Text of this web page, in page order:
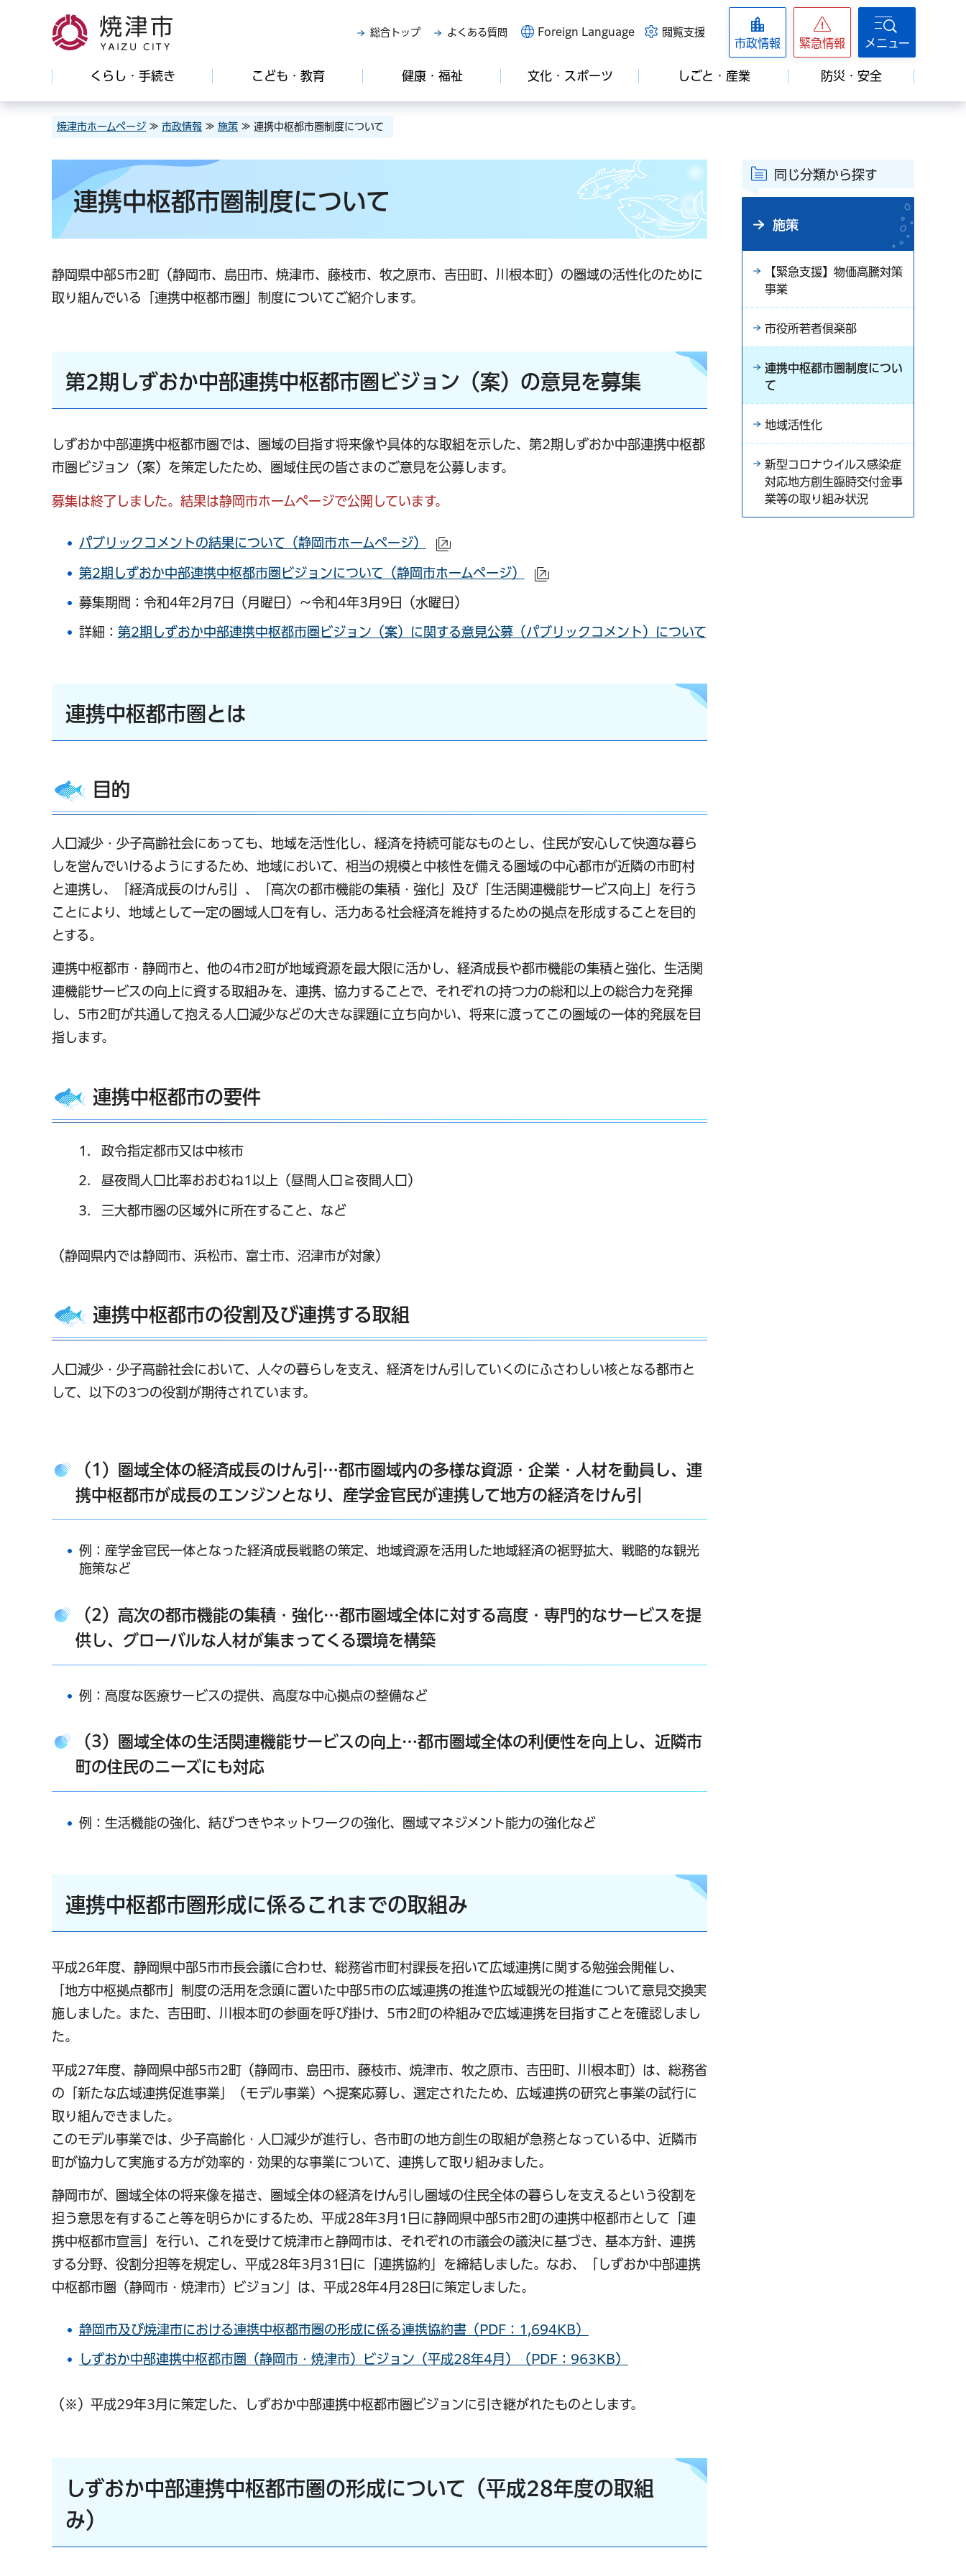
焼津市
総合トップ よくある質問 Foreign Language 閲覧支援
市政情報 緊急情報 メニュー
くらし・手続き こども・教育 健康・福祉 文化・スポーツ しごと・産業 防災・安全
焼津市ホームページ ≫ 市政情報 ≫ 施策 ≫ 連携中枢都市圏制度について
連携中枢都市圏制度について
静岡県中部5市2町（静岡市、島田市、焼津市、藤枝市、牧之原市、吉田町、川根本町）の圏域の活性化のために
取り組んでいる「連携中枢都市圏」制度についてご紹介します。
第2期しずおか中部連携中枢都市圏ビジョン（案）の意見を募集
しずおか中部連携中枢都市圏では、圏域の目指す将来像や具体的な取組を示した、第2期しずおか中部連携中枢都
市圏ビジョン（案）を策定したため、圏域住民の皆さまのご意見を公募します。
募集は終了しました。結果は静岡市ホームページで公開しています。
パブリックコメントの結果について（静岡市ホームページ） （外部サイトへリンク）
第2期しずおか中部連携中枢都市圏ビジョンについて（静岡市ホームページ） （外部サイトへリンク）
募集期間：令和4年2月7日（月曜日）～令和4年3月9日（水曜日）
詳細： 第2期しずおか中部連携中枢都市圏ビジョン（案）に関する意見公募（パブリックコメント）について
連携中枢都市圏とは
目的
人口減少・少子高齢社会にあっても、地域を活性化し、経済を持続可能なものとし、住民が安心して快適な暮ら
しを営んでいけるようにするため、地域において、相当の規模と中核性を備える圏域の中心都市が近隣の市町村
と連携し、「経済成長のけん引」、「高次の都市機能の集積・強化」及び「生活関連機能サービス向上」を行う
ことにより、地域として一定の圏域人口を有し、活力ある社会経済を維持するための拠点を形成することを目的
とする。
連携中枢都市・静岡市と、他の4市2町が地域資源を最大限に活かし、経済成長や都市機能の集積と強化、生活関
連機能サービスの向上に資する取組みを、連携、協力することで、それぞれの持つ力の総和以上の総合力を発揮
し、5市2町が共通して抱える人口減少などの大きな課題に立ち向かい、将来に渡ってこの圏域の一体的発展を目
指します。
連携中枢都市の要件
政令指定都市又は中核市
昼夜間人口比率おおむね1以上（昼間人口≧夜間人口）
三大都市圏の区域外に所在すること、など
（静岡県内では静岡市、浜松市、富士市、沼津市が対象）
連携中枢都市の役割及び連携する取組
人口減少・少子高齢社会において、人々の暮らしを支え、経済をけん引していくのにふさわしい核となる都市と
して、以下の3つの役割が期待されています。
（1）圏域全体の経済成長のけん引…都市圏域内の多様な資源・企業・人材を動員し、連
携中枢都市が成長のエンジンとなり、産学金官民が連携して地方の経済をけん引
例：産学金官民一体となった経済成長戦略の策定、地域資源を活用した地域経済の裾野拡大、戦略的な観光
施策など
（2）高次の都市機能の集積・強化…都市圏域全体に対する高度・専門的なサービスを提
供し、グローバルな人材が集まってくる環境を構築
例：高度な医療サービスの提供、高度な中心拠点の整備など
（3）圏域全体の生活関連機能サービスの向上…都市圏域全体の利便性を向上し、近隣市
町の住民のニーズにも対応
例：生活機能の強化、結びつきやネットワークの強化、圏域マネジメント能力の強化など
連携中枢都市圏形成に係るこれまでの取組み
平成26年度、静岡県中部5市市長会議に合わせ、総務省市町村課長を招いて広域連携に関する勉強会開催し、
「地方中枢拠点都市」制度の活用を念頭に置いた中部5市の広域連携の推進や広域観光の推進について意見交換実
施しました。また、吉田町、川根本町の参画を呼び掛け、5市2町の枠組みで広域連携を目指すことを確認しまし
た。
平成27年度、静岡県中部5市2町（静岡市、島田市、藤枝市、焼津市、牧之原市、吉田町、川根本町）は、総務省
の「新たな広域連携促進事業」（モデル事業）へ提案応募し、選定されたため、広域連携の研究と事業の試行に
取り組んできました。
このモデル事業では、少子高齢化・人口減少が進行し、各市町の地方創生の取組が急務となっている中、近隣市
町が協力して実施する方が効率的・効果的な事業について、連携して取り組みました。
静岡市が、圏域全体の将来像を描き、圏域全体の経済をけん引し圏域の住民全体の暮らしを支えるという役割を
担う意思を有すること等を明らかにするため、平成28年3月1日に静岡県中部5市2町の連携中枢都市として「連
携中枢都市宣言」を行い、これを受けて焼津市と静岡市は、それぞれの市議会の議決に基づき、基本方針、連携
する分野、役割分担等を規定し、平成28年3月31日に「連携協約」を締結しました。なお、「しずおか中部連携
中枢都市圏（静岡市・焼津市）ビジョン」は、平成28年4月28日に策定しました。
静岡市及び焼津市における連携中枢都市圏の形成に係る連携協約書（PDF：1,694KB）
しずおか中部連携中枢都市圏（静岡市・焼津市）ビジョン（平成28年4月）（PDF：963KB）
（※）平成29年3月に策定した、しずおか中部連携中枢都市圏ビジョンに引き継がれたものとします。
しずおか中部連携中枢都市圏の形成について（平成28年度の取組
み）
同じ分類から探す
施策
【緊急支援】物価高騰対策
事業
市役所若者倶楽部
連携中枢都市圏制度につい
て
地域活性化
新型コロナウイルス感染症
対応地方創生臨時交付金事
業等の取り組み状況